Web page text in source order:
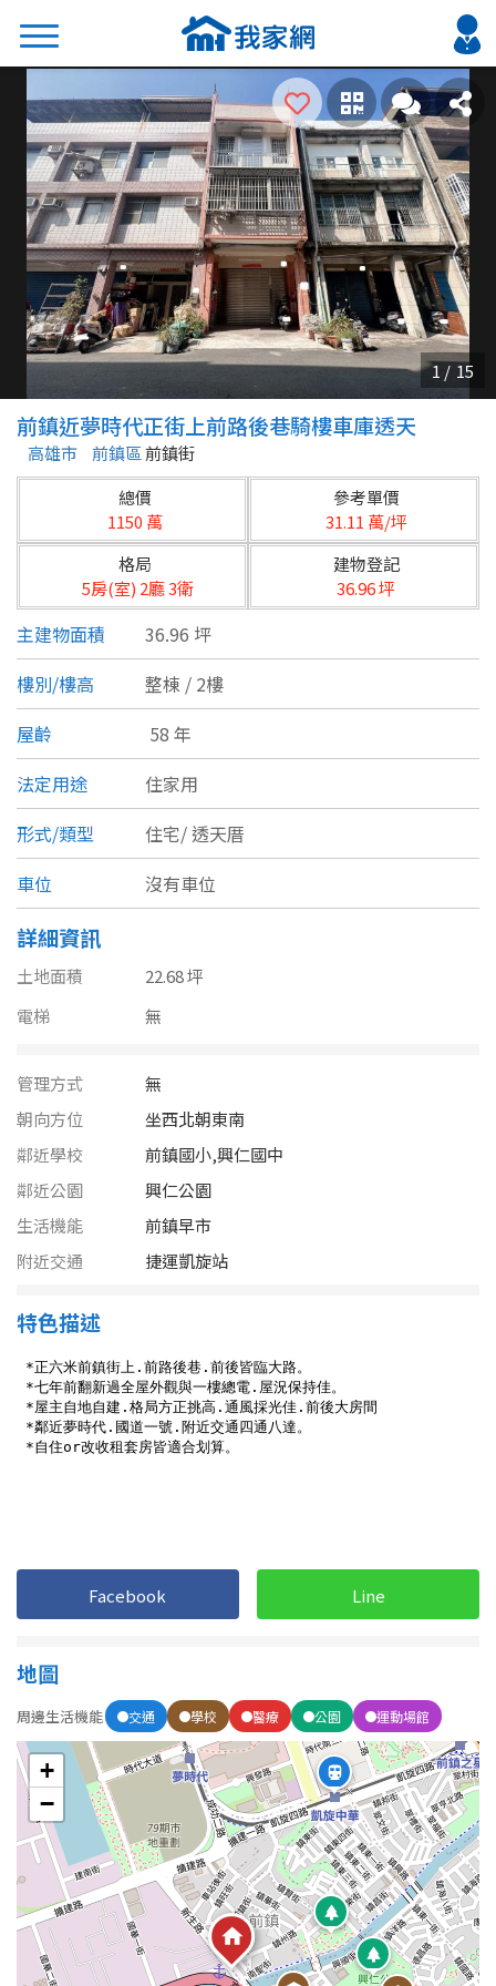
搜尋
熱門關鍵字
2026 台北降價好屋限量釋出
2026 新北降價好屋限量釋出
2026 台中降價好屋限量釋出
2026 台南降價好屋限量釋出
2026 高雄降價好屋限量釋出
縣市
不限
台北市
基隆市
新北市
宜蘭縣
桃園市
新竹市
新竹縣
苗栗縣
台中市
嘉義市
嘉義縣
台南市
台東縣
花蓮縣
區域
類型(可複選)
公寓
別墅 透天厝
農舍 辦公
坪數
20~30 坪
60~70 坪
80坪以上
樓層
不拘
地下室
5~10樓 11~20樓
~ 樓
格局
不拘
1房
2房 3房
4房 5房以上
前鎮近夢時代正街上前路後巷騎樓車庫透天
高雄市 前鎮區前鎮街
總價
1150 萬
參考單價
31.11 萬/坪
格局
5房(室) 2廳 3衛
建物登記
36.96 坪
主建物面積
36.96 坪
樓別/樓高
整棟 / 2樓
屋齡
58 年
法定用途
住家用
形式/類型
住宅/透天厝
車位
沒有車位
詳細資訊
土地面積
22.68 坪
電梯
無
管理方式
無
朝向方位
坐西北朝東南
鄰近學校
前鎮國小,興仁國中
鄰近公園
興仁公園
生活機能
前鎮早市
附近交通
捷運凱旋站
特色描述
Facebook Line
地圖
周邊生活機能 交通 學校 醫療 公園 運動場館
+
−